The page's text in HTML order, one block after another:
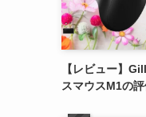
【レビュー】
スマウスM1の